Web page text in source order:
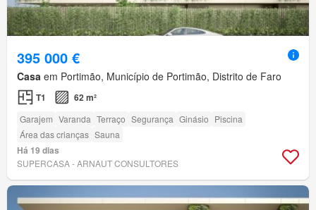
395 000 €
Casa em Portimão, Município de Portimão, Distrito de Faro
T1 62 m²
Garajem Varanda Terraço Segurança Ginásio Piscina
Área das crianças Sauna
Há 19 dias
SUPERCASA - ARNAUT CONSULTORES